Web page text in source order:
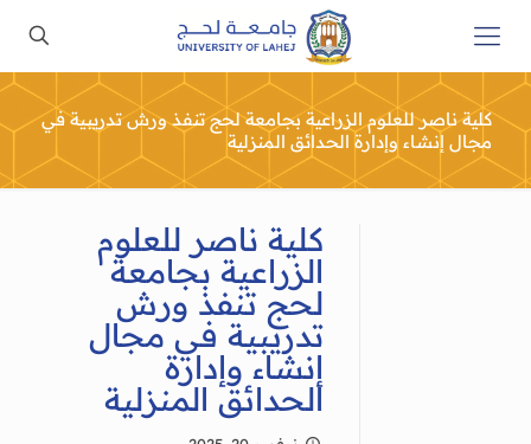
كلية ناصر للعلوم الزراعية بجامعة لحج تنفذ ورش تدريبية في
مجال إنشاء وإدارة الحدائق المنزلية
كلية ناصر للعلوم
الزراعية بجامعة
لحج تنفذ ورش
تدريبية في مجال
إنشاء وإدارة
الحدائق المنزلية